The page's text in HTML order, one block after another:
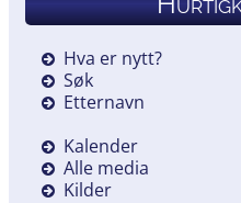
Hva er nytt?
Søk
Etternavn
Kalender
Alle media
Kilder